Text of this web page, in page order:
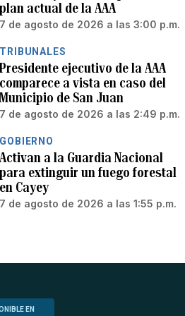
plan actual de la AAA
7 de agosto de 2026 a las 3:00 p.m.
TRIBUNALES
Presidente ejecutivo de la AAA
comparece a vista en caso del
Municipio de San Juan
7 de agosto de 2026 a las 2:49 p.m.
GOBIERNO
Activan a la Guardia Nacional
para extinguir un fuego forestal
en Cayey
7 de agosto de 2026 a las 1:55 p.m.
EN